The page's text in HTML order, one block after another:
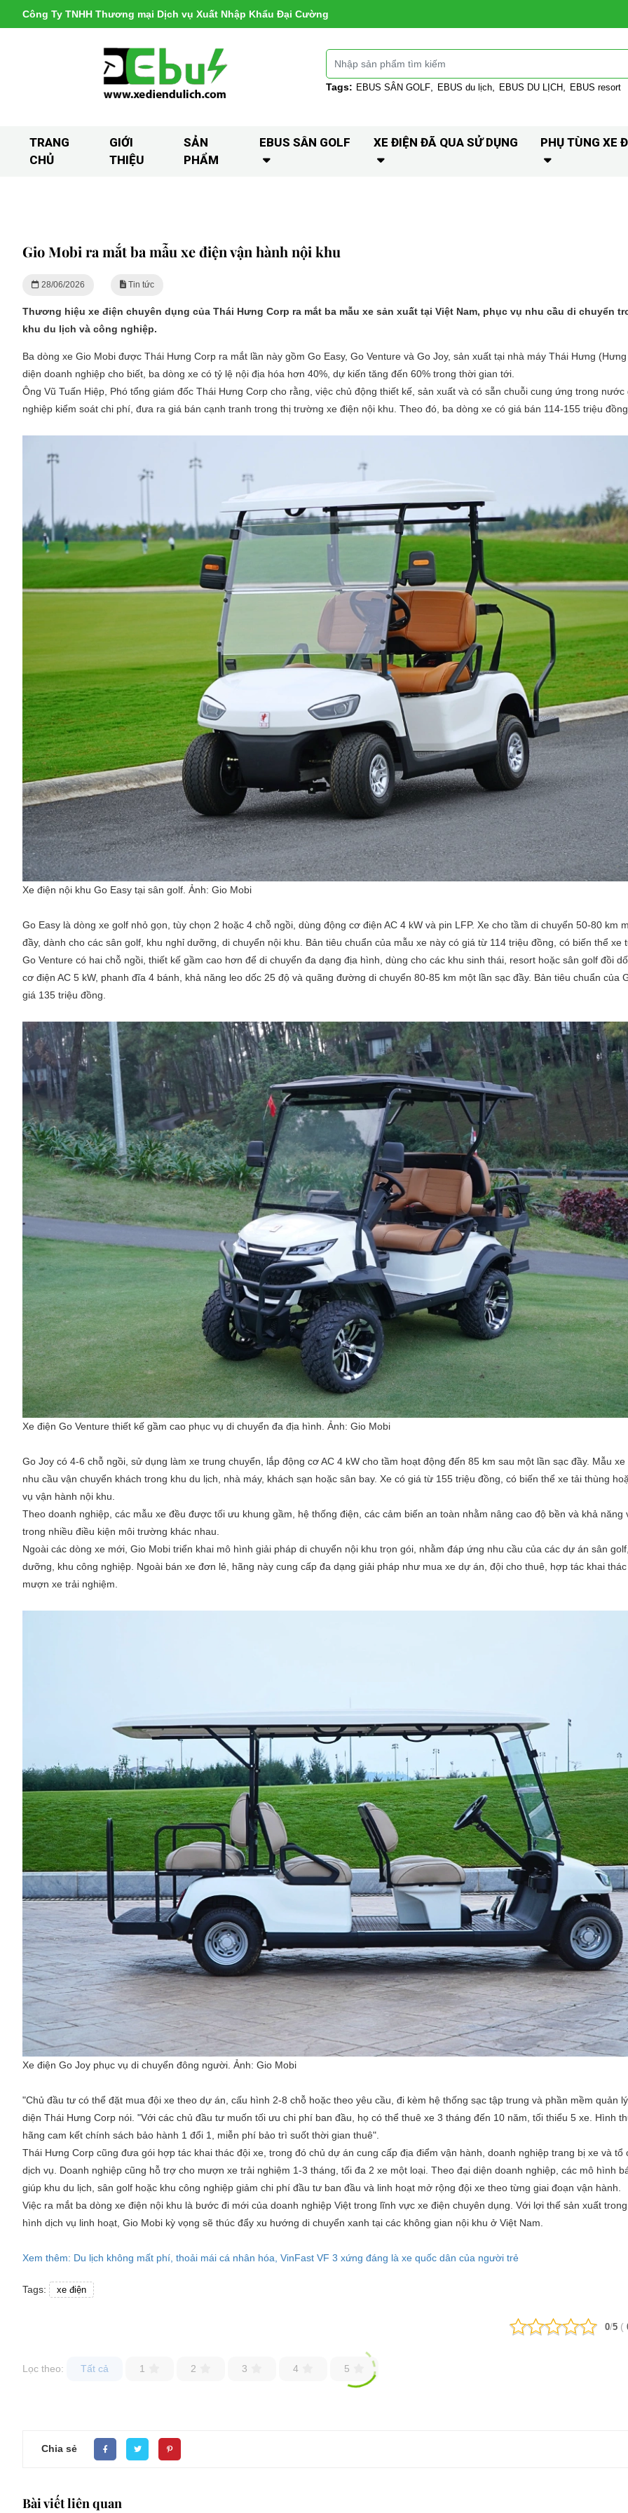
Công Ty TNHH Thương mại Dịch vụ Xuất Nhập Khẩu Đại Cường
Tags: EBUS SÂN GOLF EBUS du lịch EBUS DU LỊCH EBUS resort
TRANG
CHỦ
GIỚI
THIỆU
SẢN
PHẨM
EBUS SÂN GOLF XE ĐIỆN ĐÃ QUA SỬ DỤNG PHỤ TÙNG XE
Gio Mobi ra mắt ba mẫu xe điện vận hành nội khu
28/06/2026 Tin tức
Thương hiệu xe điện chuyên dụng của Thái Hưng Corp ra mắt ba mẫu xe sản xuất tại Việt Nam, phục vụ nhu cầu di chuyển
khu du lịch và công nghiệp.
Ba dòng xe Gio Mobi được Thái Hưng Corp ra mắt lần này gồm Go Easy, Go Venture và Go Joy, sản xuất tại nhà máy Thái Hưng
diện doanh nghiệp cho biết, ba dòng xe có tỷ lệ nội địa hóa hơn 40%, dự kiến tăng đến 60% trong thời gian tới.
Ông Vũ Tuấn Hiệp, Phó tổng giám đốc Thái Hưng Corp cho rằng, việc chủ động thiết kế, sản xuất và có sẵn chuỗi cung ứng trong nước
nghiệp kiểm soát chi phí, đưa ra giá bán cạnh tranh trong thị trường xe điện nội khu. Theo đó, ba dòng xe có giá bán 114-155 triệu đồng.
Xe điện nội khu Go Easy tại sân golf. Ảnh: Gio Mobi
Go Easy là dòng xe golf nhỏ gọn, tùy chọn 2 hoặc 4 chỗ ngồi, dùng động cơ điện AC 4 kW và pin LFP. Xe cho tầm di chuyển 50-80 km
đầy, dành cho các sân golf, khu nghỉ dưỡng, di chuyển nội khu. Bản tiêu chuẩn của mẫu xe này có giá từ 114 triệu đồng, có biến thể xe
Go Venture có hai chỗ ngồi, thiết kế gầm cao hơn để di chuyển đa dạng địa hình, dùng cho các khu sinh thái, resort hoặc sân golf đồi
cơ điện AC 5 kW, phanh đĩa 4 bánh, khả năng leo dốc 25 độ và quãng đường di chuyển 80-85 km một lần sạc đầy. Bản tiêu chuẩn của
giá 135 triệu đồng.
Xe điện Go Venture thiết kế gầm cao phục vụ di chuyển đa địa hình. Ảnh: Gio Mobi
Go Joy có 4-6 chỗ ngồi, sử dụng làm xe trung chuyển, lắp động cơ AC 4 kW cho tầm hoạt động đến 85 km sau một lần sạc đầy. Mẫu
nhu cầu vận chuyển khách trong khu du lịch, nhà máy, khách sạn hoặc sân bay. Xe có giá từ 155 triệu đồng, có biến thể xe tải thùng
vụ vận hành nội khu.
Theo doanh nghiệp, các mẫu xe đều được tối ưu khung gầm, hệ thống điện, các cảm biến an toàn nhằm nâng cao độ bền và khả năng
trong nhiều điều kiện môi trường khác nhau.
Ngoài các dòng xe mới, Gio Mobi triển khai mô hình giải pháp di chuyển nội khu trọn gói, nhằm đáp ứng nhu cầu của các dự án sân
dưỡng, khu công nghiệp. Ngoài bán xe đơn lẻ, hãng này cung cấp đa dạng giải pháp như mua xe dự án, đội cho thuê, hợp tác khai
mượn xe trải nghiệm.
Xe điện Go Joy phục vụ di chuyển đông người. Ảnh: Gio Mobi
"Chủ đầu tư có thể đặt mua đội xe theo dự án, cấu hình 2-8 chỗ hoặc theo yêu cầu, đi kèm hệ thống sạc tập trung và phần mềm quản
diện Thái Hưng Corp nói. "Với các chủ đầu tư muốn tối ưu chi phí ban đầu, họ có thể thuê xe 3 tháng đến 10 năm, tối thiểu 5 xe. Hình
hãng cam kết chính sách bảo hành 1 đổi 1, miễn phí bảo trì suốt thời gian thuê".
Thái Hưng Corp cũng đưa gói hợp tác khai thác đội xe, trong đó chủ dự án cung cấp địa điểm vận hành, doanh nghiệp trang bị xe và tổ
dịch vụ. Doanh nghiệp cũng hỗ trợ cho mượn xe trải nghiệm 1-3 tháng, tối đa 2 xe một loại. Theo đại diện doanh nghiệp, các mô hình
giúp khu du lịch, sân golf hoặc khu công nghiệp giảm chi phí đầu tư ban đầu và linh hoạt mở rộng đội xe theo từng giai đoạn vận hành.
Việc ra mắt ba dòng xe điện nội khu là bước đi mới của doanh nghiệp Việt trong lĩnh vực xe điện chuyên dụng. Với lợi thế sản xuất
hình dịch vụ linh hoạt, Gio Mobi kỳ vọng sẽ thúc đẩy xu hướng di chuyển xanh tại các không gian nội khu ở Việt Nam.
Xem thêm: Du lịch không mất phí, thoải mái cá nhân hóa, VinFast VF 3 xứng đáng là xe quốc dân của người trẻ
Tags: xe điện
0/5 (
Lọc theo: Tất cả 1 2 3 4 5
Chia sẻ
Bài viết liên quan